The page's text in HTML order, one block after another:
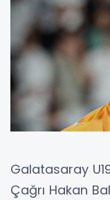
Galatasaray
Çağrı Hakan